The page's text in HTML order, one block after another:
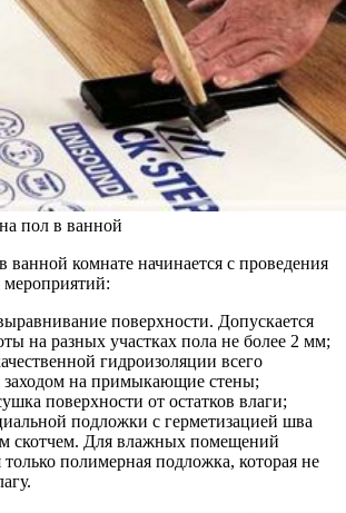
пол в ванной
ванной комнате начинается с проведения
мероприятий:
поверхности. Допускается
на разных участках пола не более 2 мм;
гидроизоляции всего
на примыкающие стены;
поверхности от остатков влаги;
подложки с герметизацией шва
скотчем. Для влажных помещений
только полимерная подложка, которая не